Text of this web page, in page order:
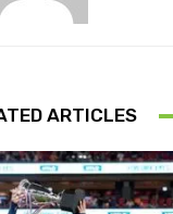
ARTICLES